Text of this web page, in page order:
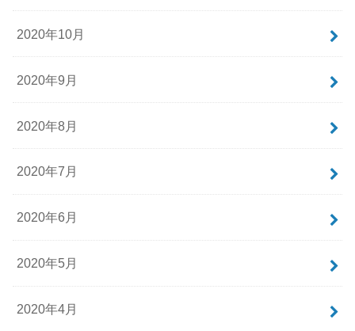
2020年10月
2020年9月
2020年8月
2020年7月
2020年6月
2020年5月
2020年4月